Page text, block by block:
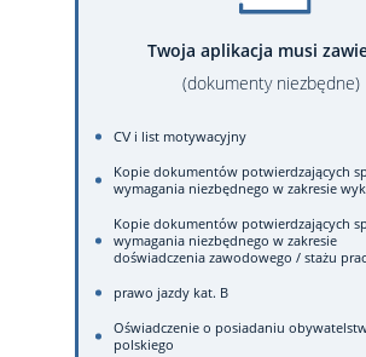
Twoja aplikacja musi
(dokumenty niezbędne)
CV i list motywacyjny
Kopie dokumentów potwierdzających
wymagania niezbędnego w zakresie
Kopie dokumentów potwierdzających
wymagania niezbędnego w zakresie
doświadczenia zawodowego / stażu
prawo jazdy kat. B
Oświadczenie o posiadaniu
polskiego